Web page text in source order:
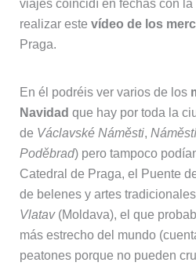
viajes coincidí en fechas con
realizar este vídeo de los
Praga.
En él podréis ver varios de los
Navidad que hay por toda la
de Václavské Náměsti,
Poděbrad) pero tampoco
Catedral de Praga, el Puente
de belenes y artes
Vlatav(Moldava), el que
más estrecho del mundo
peatones porque no pueden